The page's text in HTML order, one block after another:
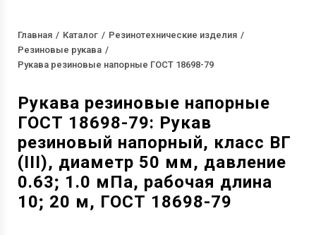
Главная Каталог
Резинотехнические изделия
Резиновые рукава
Рукава резиновые напорные ГОСТ 18698-79
Рукава резиновые напорные
ГОСТ 18698-79: Рукав
резиновый напорный, класс ВГ
(III), диаметр 50 мм, давление
0.63; 1.0 мПа, рабочая длина
10; 20 м, ГОСТ 18698-79